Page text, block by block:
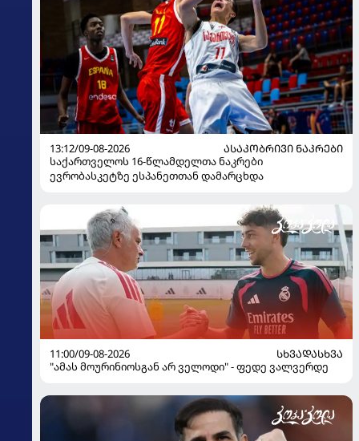
13:12/09-08-2026
ᲐᲡᲐᲙᲝᲑᲠᲘᲕᲘ ᲜᲐᲙᲠᲔᲑᲘ
საქართველოს 16-წლამდელთა ნაკრები
ევრობასკეტზე ესპანეთთან დამარცხდა
11:00/09-08-2026
ᲡᲮᲕᲐᲓᲐᲡᲮᲕᲐ
"ამას მოურინიოსგან არ ველოდი" - ფედე ვალვერდე